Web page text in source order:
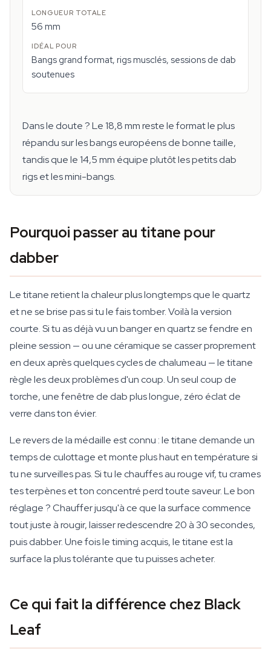
56 mm
Bangs grand format, rigs musclés, sessions de dab
soutenues
Dans le doute ? Le 18,8 mm reste le format le plus
répandu sur les bangs européens de bonne taille,
tandis que le 14,5 mm équipe plutôt les petits dab
rigs et les mini-bangs.
Pourquoi passer au titane pour
dabber
Le titane retient la chaleur plus longtemps que le quartz
et ne se brise pas si tu le fais tomber. Voilà la version
courte. Si tu as déjà vu un banger en quartz se fendre en
pleine session — ou une céramique se casser proprement
en deux après quelques cycles de chalumeau — le titane
règle les deux problèmes d'un coup. Un seul coup de
torche, une fenêtre de dab plus longue, zéro éclat de
verre dans ton évier.
Le revers de la médaille est connu : le titane demande un
temps de culottage et monte plus haut en température si
tu ne surveilles pas. Si tu le chauffes au rouge vif, tu crames
tes terpènes et ton concentré perd toute saveur. Le bon
réglage ? Chauffer jusqu'à ce que la surface commence
tout juste à rougir, laisser redescendre 20 à 30 secondes,
puis dabber. Une fois le timing acquis, le titane est la
surface la plus tolérante que tu puisses acheter.
Ce qui fait la différence chez Black
Leaf